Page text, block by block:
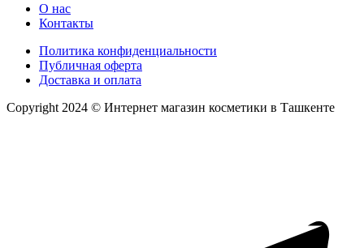
О нас
Контакты
Политика конфиденциальности
Публичная оферта
Доставка и оплата
Copyright 2024 © Интернет магазин косметики в Ташкенте